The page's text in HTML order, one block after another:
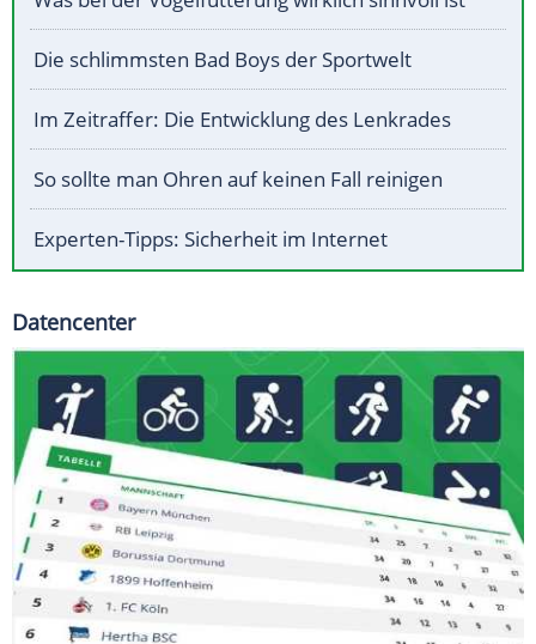
Die schlimmsten Bad Boys der Sportwelt
Im Zeitraffer: Die Entwicklung des Lenkrades
So sollte man Ohren auf keinen Fall reinigen
Experten-Tipps: Sicherheit im Internet
Datencenter